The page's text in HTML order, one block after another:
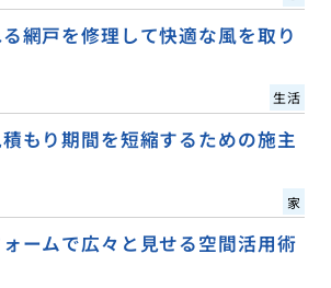
網戸を修理して快適な風を取り
生活
もり期間を短縮するための施主
家
ームで広々と見せる空間活用術